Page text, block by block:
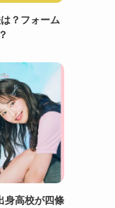
？フォーム
身高校が四條